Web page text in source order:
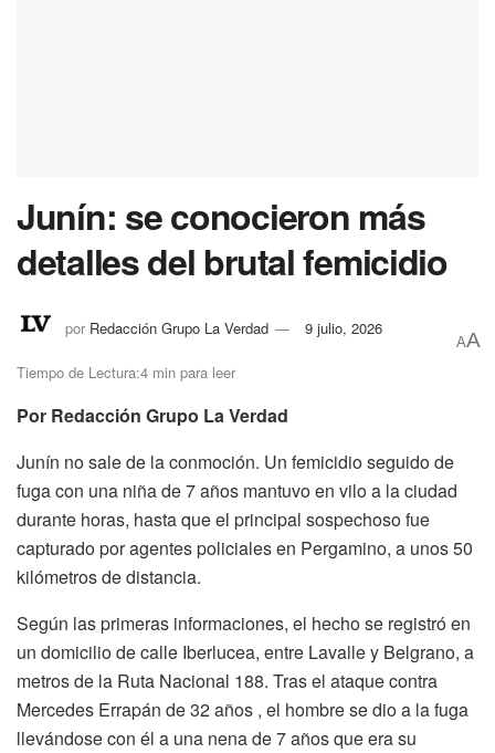
Junín: se conocieron más
detalles del brutal femicidio
por Redacción Grupo La Verdad 9 julio, 2026
Tiempo de Lectura:4 min para leer
AA
Por Redacción Grupo La Verdad
Junín no sale de la conmoción. Un femicidio seguido de
fuga con una niña de 7 años mantuvo en vilo a la ciudad
durante horas, hasta que el principal sospechoso fue
capturado por agentes policiales en Pergamino, a unos 50
kilómetros de distancia.
Según las primeras informaciones, el hecho se registró en
un domicilio de calle Iberlucea, entre Lavalle y Belgrano, a
metros de la Ruta Nacional 188. Tras el ataque contra
Mercedes Errapán de 32 años , el hombre se dio a la fuga
llevándose con él a una nena de 7 años que era su